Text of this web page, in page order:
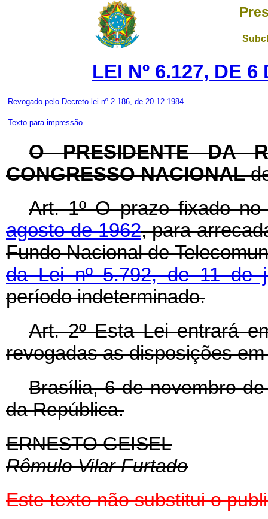
LEI Nº 6.127, DE
Revogado pelo Decreto-lei nº 2.186, de 20.12.1984
Texto para impressão
O PRESIDENTE DA
CONGRESSO NACIONAL
Art. 1º O prazo fixado
agosto de 1962, para
Fundo Nacional de
da Lei nº 5.792, de 11 de
período indeterminado.
Art. 2º Esta Lei entrará
revogadas as disposições
Brasília, 6 de novembro
da República.
ERNESTO GEISEL
Rômulo Vilar Furtado
Este texto não substitui o